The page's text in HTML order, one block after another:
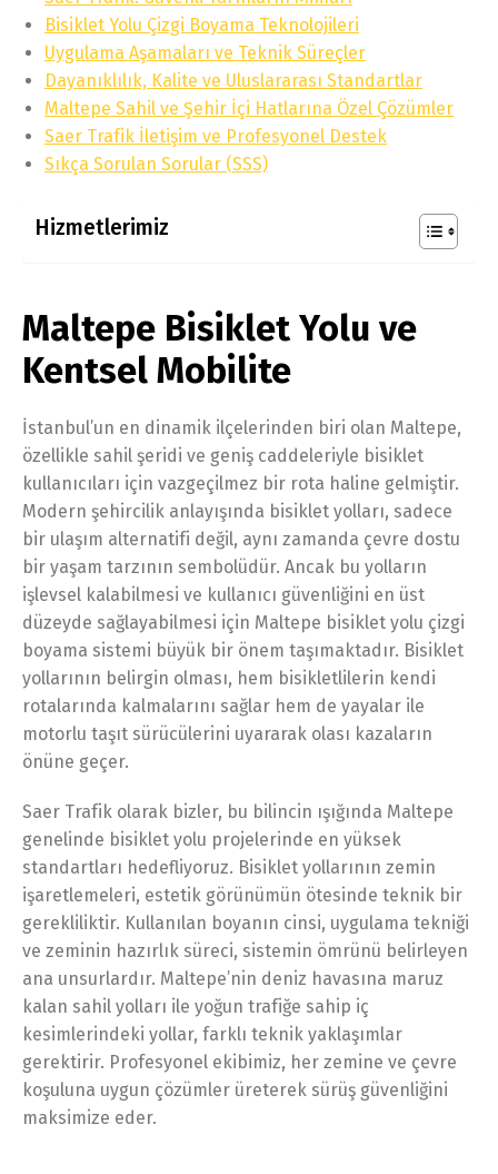
Bisiklet Yolu Çizgi Boyama Teknolojileri
Uygulama Aşamaları ve Teknik Süreçler
Dayanıklılık, Kalite ve Uluslararası Standartlar
Maltepe Sahil ve Şehir İçi Hatlarına Özel Çözümler
Saer Trafik İletişim ve Profesyonel Destek
Sıkça Sorulan Sorular (SSS)
Hizmetlerimiz
Maltepe Bisiklet Yolu ve
Kentsel Mobilite
İstanbul’un en dinamik ilçelerinden biri olan Maltepe,
özellikle sahil şeridi ve geniş caddeleriyle bisiklet
kullanıcıları için vazgeçilmez bir rota haline gelmiştir.
Modern şehircilik anlayışında bisiklet yolları, sadece
bir ulaşım alternatifi değil, aynı zamanda çevre dostu
bir yaşam tarzının sembolüdür. Ancak bu yolların
işlevsel kalabilmesi ve kullanıcı güvenliğini en üst
düzeyde sağlayabilmesi için Maltepe bisiklet yolu çizgi
boyama sistemi büyük bir önem taşımaktadır. Bisiklet
yollarının belirgin olması, hem bisikletlilerin kendi
rotalarında kalmalarını sağlar hem de yayalar ile
motorlu taşıt sürücülerini uyararak olası kazaların
önüne geçer.
Saer Trafik olarak bizler, bu bilincin ışığında Maltepe
genelinde bisiklet yolu projelerinde en yüksek
standartları hedefliyoruz. Bisiklet yollarının zemin
işaretlemeleri, estetik görünümün ötesinde teknik bir
gerekliliktir. Kullanılan boyanın cinsi, uygulama tekniği
ve zeminin hazırlık süreci, sistemin ömrünü belirleyen
ana unsurlardır. Maltepe’nin deniz havasına maruz
kalan sahil yolları ile yoğun trafiğe sahip iç
kesimlerindeki yollar, farklı teknik yaklaşımlar
gerektirir. Profesyonel ekibimiz, her zemine ve çevre
koşuluna uygun çözümler üreterek sürüş güvenliğini
maksimize eder.